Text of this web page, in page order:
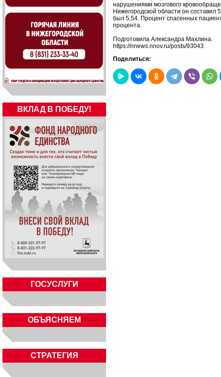
ВКЛАД В ПОБЕДУ!
ГОСУСЛУГИ
ОБЪЯСНЯЕМ
СТРАТЕГИЯ
нарушениями мозгового
Нижегородской области он составил
был 5,54. Процент спасенных
процента.
Подготовила Александра Махлина.
https://nnews.nnov.ru/posts/93043
Поделиться: